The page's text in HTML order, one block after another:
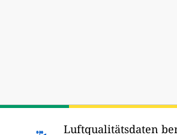
Luftqualitätsdaten